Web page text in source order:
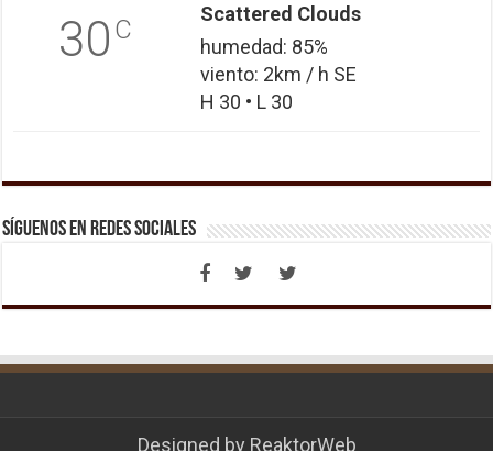
30 C
Scattered Clouds
humedad: 85%
viento: 2km / h SE
H 30 • L 30
Síguenos en Redes Sociales
Designed by ReaktorWeb